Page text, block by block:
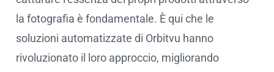
la fotografia è fondamentale. È qui che le
soluzioni automatizzate di Orbitvu hanno
rivoluzionato il loro approccio, migliorando